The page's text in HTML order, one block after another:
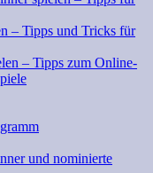
– Tipps und Tricks für
– Tipps zum Online-
und nominierte